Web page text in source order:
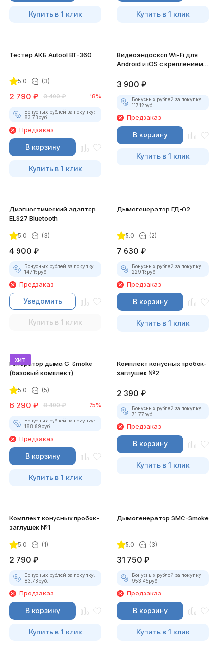
Купить в 1 клик Купить в 1 клик
Тестер АКБ Autool BT-360
5.0 (3)
2 790 ₽ 3 400 ₽ -18%
Бонусных рублей за покупку:
83.78руб.
Предзаказ
В корзину
Купить в 1 клик
Видеоэндоскоп Wi-Fi для
Android и iOS с креплением
3 900 ₽
Бонусных рублей за покупку:
117.12руб.
Предзаказ
В корзину
Купить в 1 клик
Диагностический адаптер
ELS27 Bluetooth
5.0 (3)
4 900 ₽
Бонусных рублей за покупку:
147.15руб.
Предзаказ
Уведомить
Купить в 1 клик
Дымогенератор ГД-02
5.0 (2)
7 630 ₽
Бонусных рублей за покупку:
229.13руб.
Предзаказ
В корзину
Купить в 1 клик
хит
Генератор дыма G-Smoke
(базовый комплект)
5.0 (5)
6 290 ₽ 8 400 ₽ -25%
Бонусных рублей за покупку:
188.89руб.
Предзаказ
В корзину
Купить в 1 клик
Комплект конусных пробок-
заглушек №2
2 390 ₽
Бонусных рублей за покупку:
71.77руб.
Предзаказ
В корзину
Купить в 1 клик
Комплект конусных пробок-
заглушек №1
5.0 (1)
2 790 ₽
Бонусных рублей за покупку:
83.78руб.
Предзаказ
В корзину
Купить в 1 клик
Дымогенератор SMC-Smoke
5.0 (3)
31 750 ₽
Бонусных рублей за покупку:
953.45руб.
Предзаказ
В корзину
Купить в 1 клик